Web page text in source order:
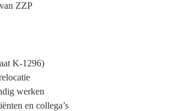
ZZP
K-1296)
werken
en collega’s